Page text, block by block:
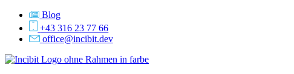
Zum
Inhalt
springen
Blog
+43 316 23 77 66
office@incibit.dev